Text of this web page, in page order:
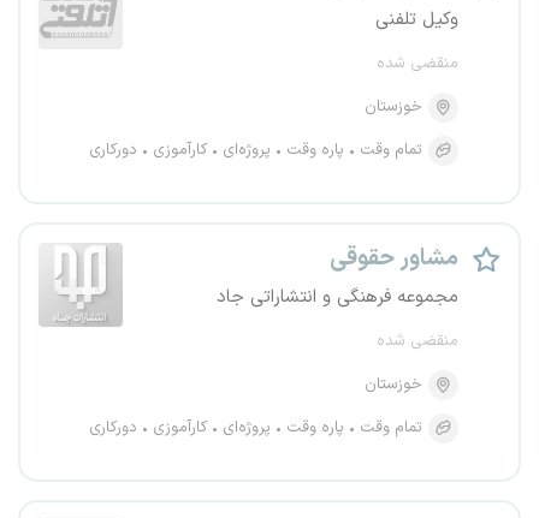
وکیل تلفنی
منقضی شده
خوزستان
تمام وقت
پاره وقت پروژه‌ای کارآموزی دورکاری
مشاور حقوقی
مجموعه فرهنگی و انتشاراتی جاد
منقضی شده
خوزستان
تمام وقت
پاره وقت پروژه‌ای کارآموزی دورکاری